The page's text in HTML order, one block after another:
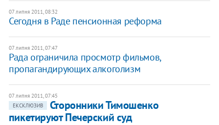
07 липня 2011, 08:32
Сегодня в Раде пенсионная реформа
07 липня 2011, 07:47
Рада ограничила просмотр фильмов,
пропагандирующих алкоголизм
07 липня 2011, 07:45
ЕКСКЛЮЗИВ
Сторонники Тимошенко
пикетируют Печерский суд